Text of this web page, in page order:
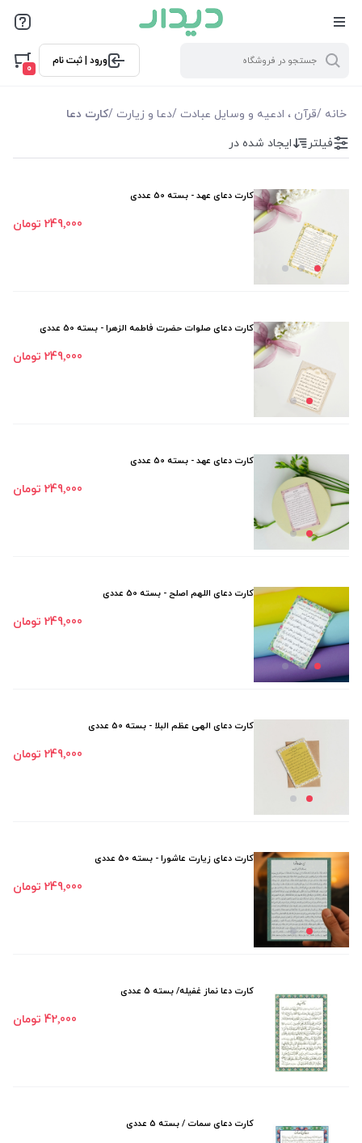
ورود | ثبت نام
0
خانه /قرآن ، ادعیه و وسایل عبادت /دعا و زیارت /کارت دعا
فیلتر بر اساس قیمت
فیلترها
موجودی
نمایش همه محصولات
فیلتر ایجاد شده در
کارت دعای عهد - بسته 50 عددی
249٬000 تومان
کارت دعای صلوات حضرت فاطمه الزهرا - بسته 50 عددی
249٬000 تومان
کارت دعای عهد - بسته 50 عددی
249٬000 تومان
کارت دعای اللهم اصلح - بسته 50 عددی
249٬000 تومان
کارت دعای الهی عظم البلا - بسته 50 عددی
249٬000 تومان
کارت دعای زیارت عاشورا - بسته 50 عددی
249٬000 تومان
کارت دعا نماز غفیله/ بسته 5 عددی
42٬000 تومان
کارت دعای سمات / بسته 5 عددی